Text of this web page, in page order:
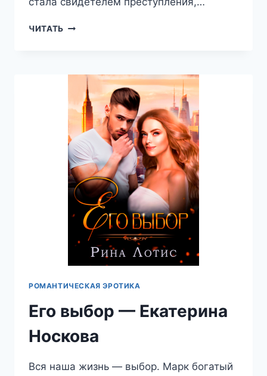
ЧИТАТЬ ЛЮБИТЬ
ЕКАТЕРИНА
НОСКОВА
РОМАНТИЧЕСКАЯ ЭРОТИКА
Его выбор — Екатерина
Носкова
Вся наша жизнь — выбор. Марк богатый